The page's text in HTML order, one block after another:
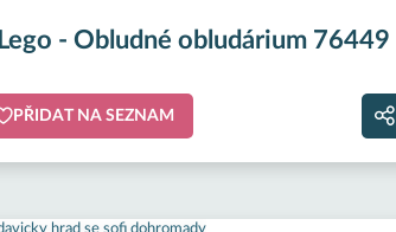
Lego - Obludné obludárium 76449
PŘIDAT NA SEZNAM